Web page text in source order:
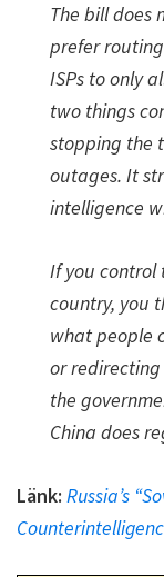
The bill does
prefer
ISPs to only
two things
stopping the
outages. It
intelligence
If you control
country, you
what people
or
the
China does
Länk: Russia’s